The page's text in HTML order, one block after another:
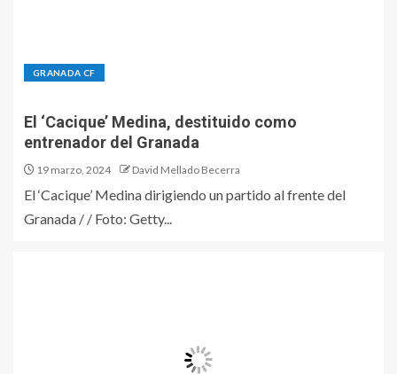
GRANADA CF
El ‘Cacique’ Medina, destituido como
entrenador del Granada
19 marzo, 2024 David Mellado Becerra
El ‘Cacique’ Medina dirigiendo un partido al frente del
Granada / / Foto: Getty...